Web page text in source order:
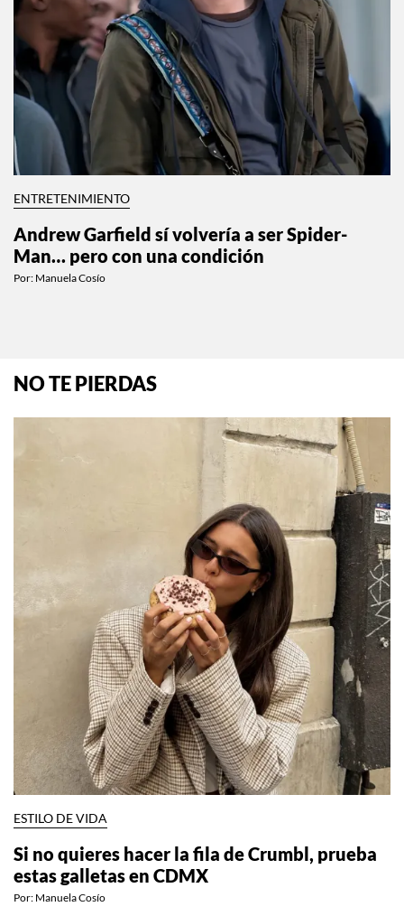
ENTRETENIMIENTO
Andrew Garfield sí volvería a ser Spider-
Man… pero con una condición
Por: Manuela Cosío
NO TE PIERDAS
ESTILO DE VIDA
Si no quieres hacer la fila de Crumbl, prueba
estas galletas en CDMX
Por: Manuela Cosío